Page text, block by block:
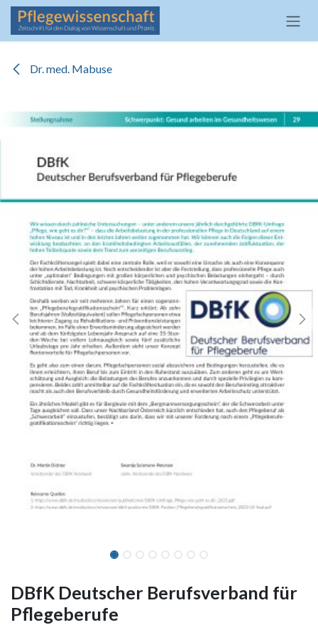
Zum Inhalt springen
Dr. med. Mabuse
DBfK Deutscher Berufsverband für
Pflegeberufe